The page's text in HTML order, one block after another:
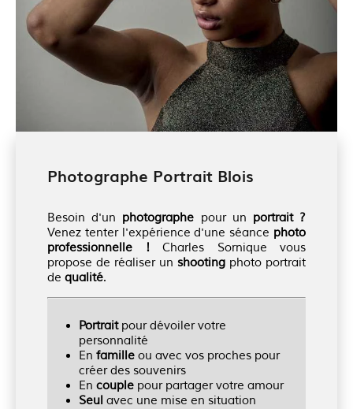
Photographe Portrait Blois
Besoin d'un photographe pour un portrait ?
Venez tenter l'expérience d'une séance photo
professionnelle ! Charles Sornique vous
propose de réaliser un shooting photo portrait
de qualité.
Portraitpour dévoiler votre
personnalité
En famille ou avec vos proches pour
créer des souvenirs
En couple pour partager votre amour
Seul avec une mise en situation